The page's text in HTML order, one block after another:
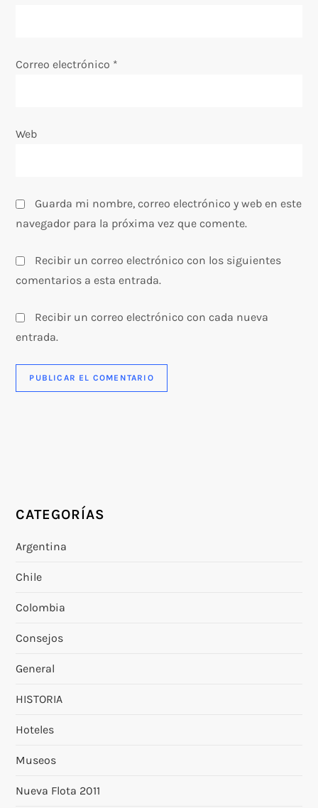
r
Correo electrónico *
Web
Guarda mi nombre, correo electrónico y web en este
navegador para la próxima vez que comente.
Recibir un correo electrónico con los siguientes
comentarios a esta entrada.
Recibir un correo electrónico con cada nueva
entrada.
CATEGORÍAS
Argentina
Chile
Colombia
Consejos
General
HISTORIA
Hoteles
Museos
Nueva Flota 2011